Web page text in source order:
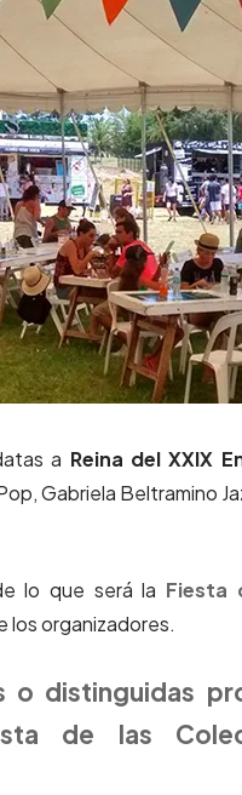
a Reina del XXIX
Gabriela Beltramino
lo que será la Fiesta
los organizadores.
o distinguidas
de las